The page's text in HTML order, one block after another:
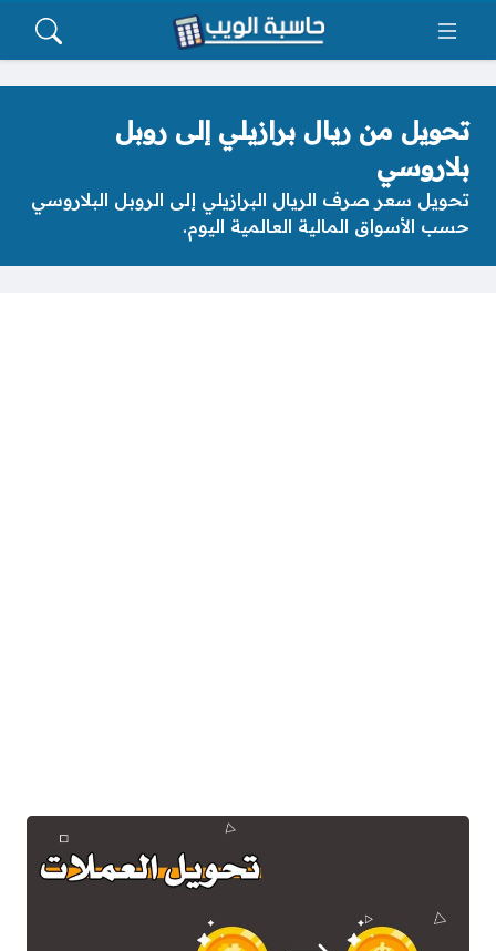
تحويل من ريال برازيلي إلى روبل
بلاروسي
تحويل سعر صرف الريال البرازيلي إلى الروبل البلاروسي
حسب الأسواق المالية العالمية اليوم.